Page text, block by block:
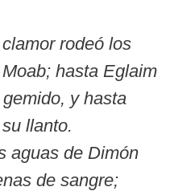
rodeó los
hasta Eglaim
y hasta
llanto.
aguas de Dimón
de sangre;